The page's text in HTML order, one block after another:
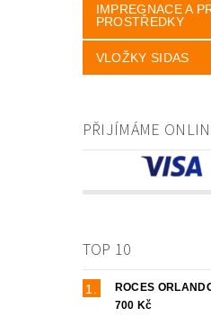
IMPREGNACE A
PROSTŘEDKY
VLOŽKY SIDAS
PŘIJÍMÁME
TOP 10
ROCES
700 Kč